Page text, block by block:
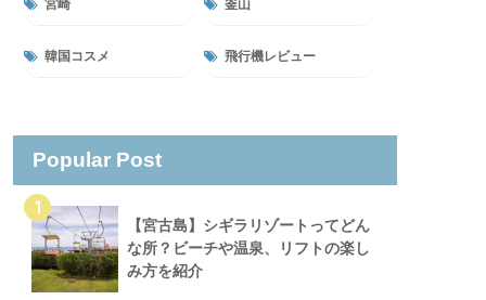
宮崎 釜山
韓国コスメ 飛行機レビュー
Popular Post
1
【宮古島】シギラリゾートってどん
な所？ビーチや温泉、リフトの楽し
み方を紹介